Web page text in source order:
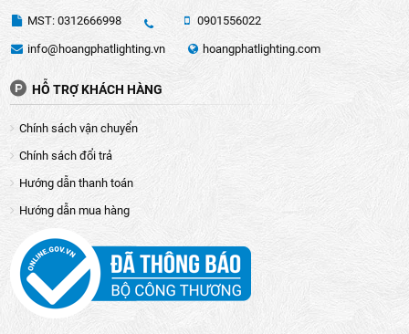
MST: 0312666998 0901556022
info@hoangphatlighting.vn hoangphatlighting.com
HỖ TRỢ KHÁCH HÀNG
Chính sách vận chuyển
Chính sách đổi trả
Hướng dẫn thanh toán
Hướng dẫn mua hàng